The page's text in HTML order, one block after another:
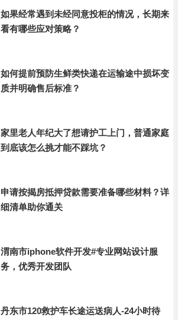
如果经常遇到未经同意投柜的情况，长期来
看有哪些应对策略？
如何提前预防生鲜类快递在运输途中损坏变
质并明确售后标准？
家里老人年纪大了想请护工上门，普通家庭
到底该怎么挑才能不踩坑？
申请按揭房抵押贷款需要准备哪些材料？详
细清单助你通关
渭南市iphone软件开发#专业网站设计服
务，优秀开发团队
丹东市120救护车长途运送病人-24小时待